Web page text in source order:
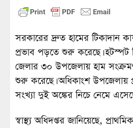
সরকারের দ্রুত হামের টিকাদান
প্রভাব পড়তে শুরু করেছে। হটস্পট
জেলার ৩০ উপজেলায় হাম
শুরু করেছে। অধিকাংশ উপজেলায়
সংখ্যা দুই অঙ্কের নিচে নেমে
স্বাস্থ্য অধিদপ্তর জানিয়েছে,